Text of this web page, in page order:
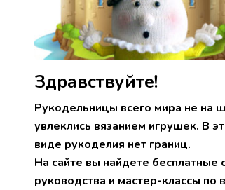
Здравствуйте!
Рукодельницы всего мира не на
увлеклись вязанием игрушек. В
виде рукоделия нет границ.
На сайте вы найдете бесплатные
руководства и мастер-классы по